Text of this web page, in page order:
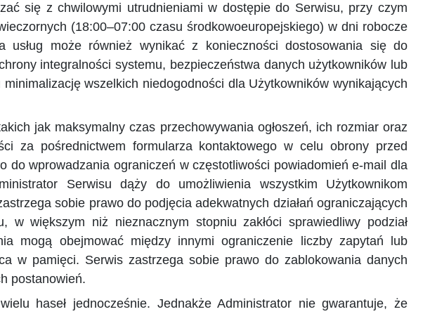
się z chwilowymi utrudnieniami w dostępie do Serwisu, przy czym
(18:00–07:00 czasu środkowoeuropejskiego) w dni robocze
usług może również wynikać z konieczności dostosowania się do
integralności systemu, bezpieczeństwa danych użytkowników lub
wszelkich niedogodności dla Użytkowników wynikających
jak maksymalny czas przechowywania ogłoszeń, ich rozmiar oraz
za pośrednictwem formularza kontaktowego w celu obrony przed
wprowadzania ograniczeń w częstotliwości powiadomień e-mail dla
Serwisu dąży do umożliwienia wszystkim Użytkownikom
sobie prawo do podjęcia adekwatnych działań ograniczających
większym niż nieznacznym stopniu zakłóci sprawiedliwy podział
mogą obejmować między innymi ograniczenie liczby zapytań lub
w pamięci. Serwis zastrzega sobie prawo do zablokowania danych
postanowień.
haseł jednocześnie. Jednakże Administrator nie gwarantuje, że